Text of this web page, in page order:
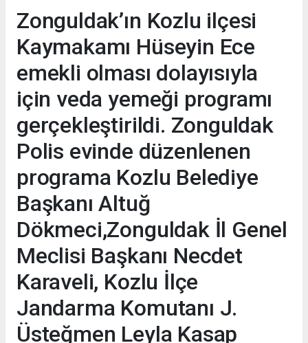
Zonguldak’ın Kozlu ilçesi
Kaymakamı Hüseyin Ece
emekli olması dolayısıyla
için veda yemeği programı
gerçekleştirildi. Zonguldak
Polis evinde düzenlenen
programa Kozlu Belediye
Başkanı Altuğ
Dökmeci,Zonguldak İl Genel
Meclisi Başkanı Necdet
Karaveli, Kozlu İlçe
Jandarma Komutanı J.
Üsteğmen Leyla Kasap